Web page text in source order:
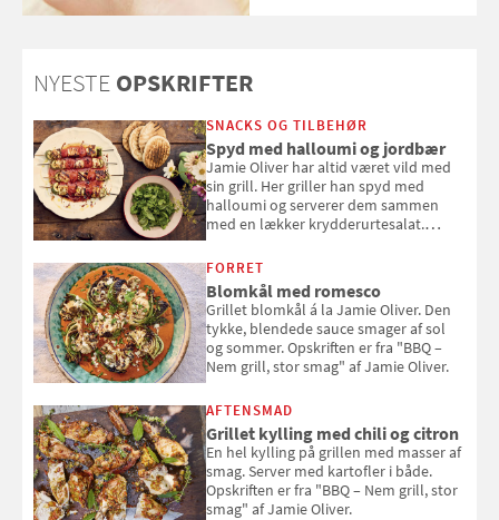
NYESTE OPSKRIFTER
SNACKS OG TILBEHØR
Spyd med halloumi og jordbær
Jamie Oliver har altid været vild med
sin grill. Her griller han spyd med
halloumi og serverer dem sammen
med en lækker krydderurtesalat.
smag" af Jamie Oliver.
FORRET
Blomkål med romesco
Grillet blomkål á la Jamie Oliver. Den
tykke, blendede sauce smager af sol
og sommer. Opskriften er fra "BBQ –
Nem grill, stor smag" af Jamie Oliver.
AFTENSMAD
Grillet kylling med chili og citron
En hel kylling på grillen med masser af
smag. Server med kartofler i både.
Opskriften er fra "BBQ – Nem grill, stor
smag" af Jamie Oliver.